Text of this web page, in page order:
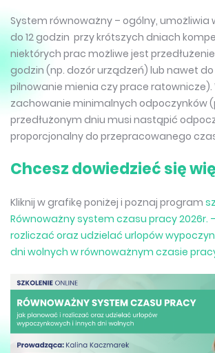
System równoważny – ogólny, umożliwia
do 12 godzin przy krótszych dniach
niektórych prac możliwe jest przedłużenie
godzin (np. dozór urządzeń) lub nawet
pilnowanie mienia czy prace ratownicze).
zachowanie minimalnych odpoczynków
przedłużonym dniu musi nastąpić
proporcjonalny do przepracowanego
Chcesz dowiedzieć się
Kliknij w grafikę poniżej i poznaj program
Równoważny system czasu pracy 2026r.
rozliczać oraz udzielać urlopów
dni wolnych w równoważnym czasie